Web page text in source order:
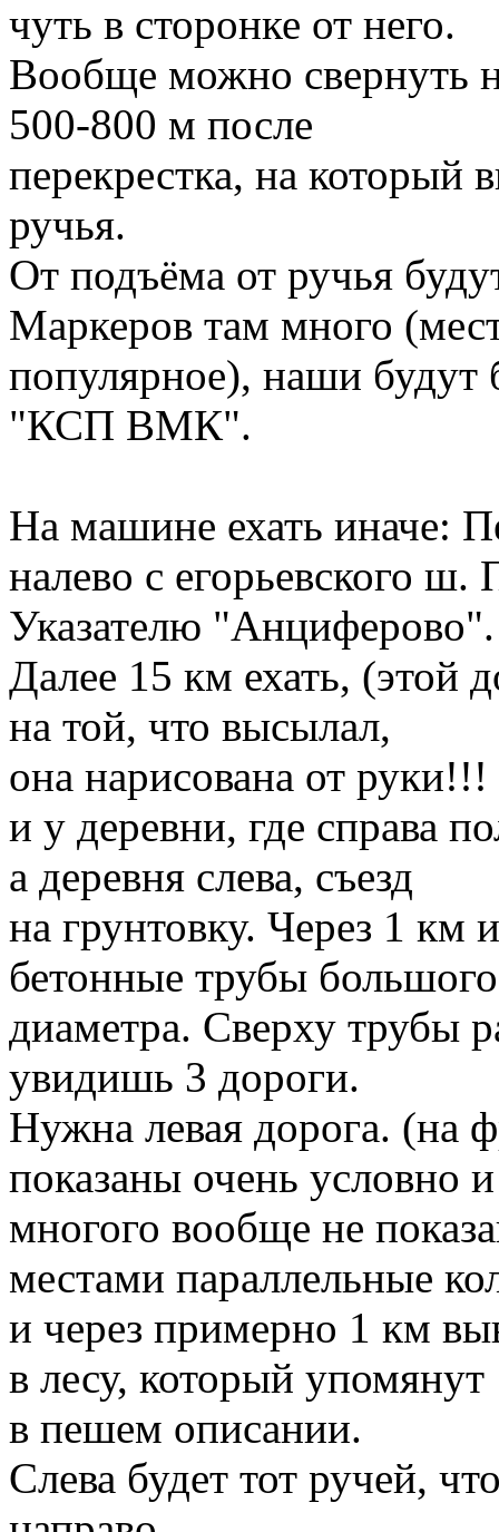
чуть в сторонке от него.
Вообще можно свернуть
500-800 м после
перекрестка, на
ручья.
От подъёма от ручья
Маркеров там много
популярное), наши будут
"КСП ВМК".
На машине ехать иначе:
налево с егорьевского ш.
Указателю "Анциферово".
Далее 15 км ехать, (этой
на той, что высылал,
она нарисована от
и у деревни, где справа
а деревня слева, съезд
на грунтовку. Через 1
бетонные трубы большого
диаметра. Сверху трубы
увидишь 3 дороги.
Нужна левая дорога. (на
показаны очень условно и
многого вообще не
местами параллельные
и через примерно 1 км
в лесу, который упомянут
в пешем описании.
Слева будет тот ручей,